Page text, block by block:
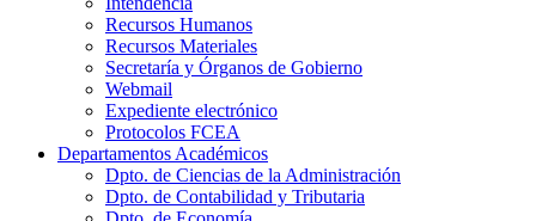
Recursos Humanos
Recursos Materiales
Secretaría y Órganos de Gobierno
Webmail
Expediente electrónico
Protocolos FCEA
Departamentos Académicos
Dpto. de Ciencias de la Administración
Dpto. de Contabilidad y Tributaria